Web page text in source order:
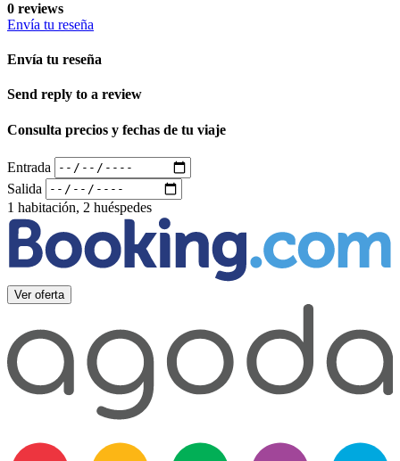
0 reviews
Envía tu reseña
Envía tu reseña
Send reply to a review
Consulta precios y fechas de tu viaje
Entrada
Salida
1 habitación, 2 huéspedes
Ver oferta